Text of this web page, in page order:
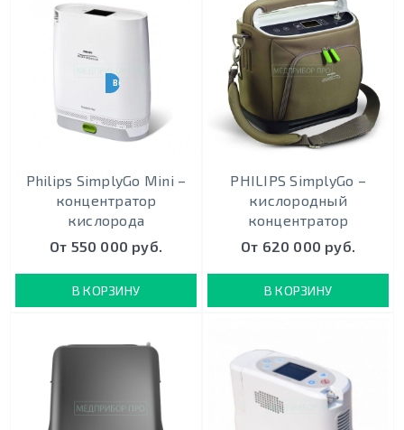
ВЕС 2.3 КГ
Philips SimplyGo Mini –
концентратор
кислорода
От 550 000 руб.
В КОРЗИНУ
PHILIPS SimplyGo –
кислородный
концентратор
От 620 000 руб.
В КОРЗИНУ